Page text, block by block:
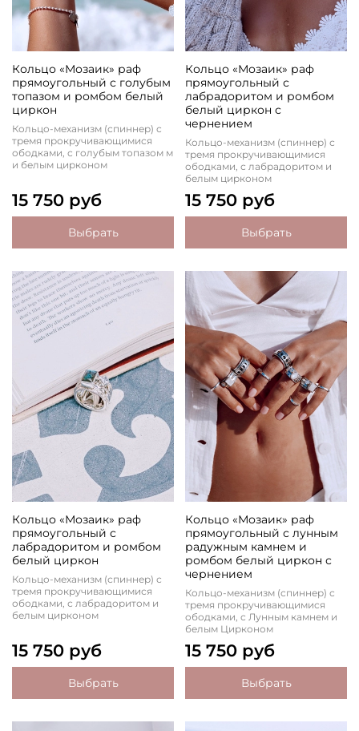
Кольцо «Мозаик» раф
прямоугольный с голубым
топазом и ромбом белый
циркон
Кольцо-механизм (спиннер) с
тремя прокручивающимися
ободками, с голубым топазом м
и белым цирконом
15 750 руб
Выбрать
Кольцо «Мозаик» раф
прямоугольный с
лабрадоритом и ромбом
белый циркон с
чернением
Кольцо-механизм (спиннер) с
тремя прокручивающимися
ободками, с лабрадоритом и
белым цирконом
15 750 руб
Выбрать
Кольцо «Мозаик» раф
прямоугольный с
лабрадоритом и ромбом
белый циркон
Кольцо-механизм (спиннер) с
тремя прокручивающимися
ободками, с лабрадоритом и
белым цирконом
15 750 руб
Выбрать
Кольцо «Мозаик» раф
прямоугольный с лунным
радужным камнем и
ромбом белый циркон с
чернением
Кольцо-механизм (спиннер) с
тремя прокручивающимися
ободками, с Лунным камнем и
белым Цирконом
15 750 руб
Выбрать